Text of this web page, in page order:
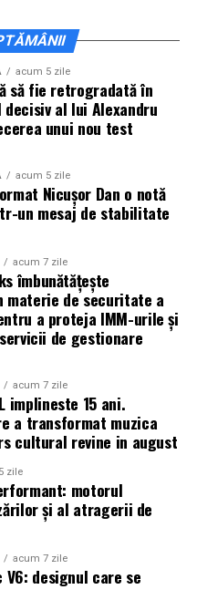
18:00.
și Ioana
publicul dinCinema City
de la 18:30și vor
alături de
laCinema City
februarie, de la 18:30, la
regizorul
și Oana Gherman,
filmul„În pielea
Films.
filmări, fragmente din
și informații despre
social media ale
,TikTok .
filmului. De sunet
scenografie Anca
acum 5 zile
să fie retrogradată în
decisiv al lui Alexandru
unui nou test
acum 5 zile
Nicușor Dan o notă
un mesaj de stabilitate
acum 7 zile
îmbunătățește
materie de securitate a
a proteja IMM-urile și
de gestionare
acum 7 zile
implineste 15 ani.
a transformat muzica
cultural revine in august
zile
motorul
și al atragerii de
acum 7 zile
V6: designul care se